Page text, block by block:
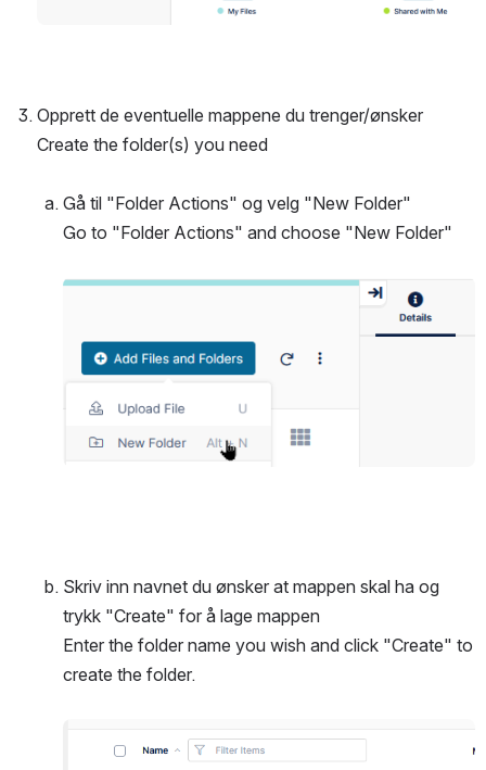
Opprett de eventuelle mappene du trenger/ønsker
Create the folder(s) you need
Gå til "Folder Actions" og velg "New Folder"
Go to "Folder Actions" and choose "New Folder"
Skriv inn navnet du ønsker at mappen skal ha og
trykk "Create" for å lage mappen
Enter the folder name you wish and click "Create" to
create the folder.